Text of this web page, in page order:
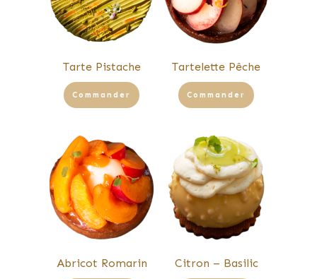
Tarte Pistache
Commander
Tartelette Pêche
Commander
Abricot Romarin Citron – Basilic